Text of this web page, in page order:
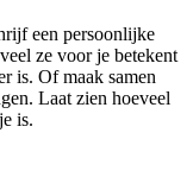
een persoonlijke
ze voor je betekent
is. Of maak samen
Laat zien hoeveel
is.